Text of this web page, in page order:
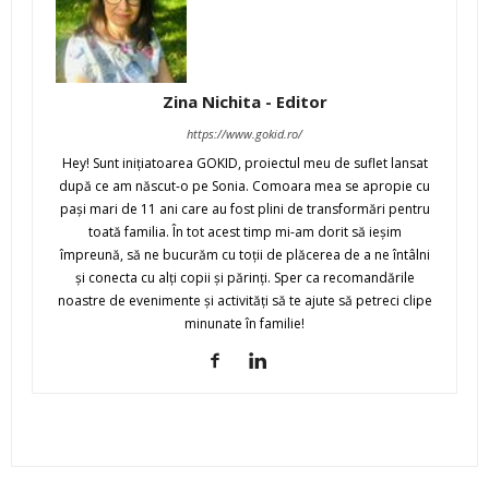
Zina Nichita - Editor
https://www.gokid.ro/
Hey! Sunt iniţiatoarea GOKID, proiectul meu de suflet lansat
după ce am născut-o pe Sonia. Comoara mea se apropie cu
paşi mari de 11 ani care au fost plini de transformări pentru
toată familia. În tot acest timp mi-am dorit să ieşim
împreună, să ne bucurăm cu toţii de plăcerea de a ne întâlni
şi conecta cu alţi copii şi părinţi. Sper ca recomandările
noastre de evenimente şi activităţi să te ajute să petreci clipe
minunate în familie!